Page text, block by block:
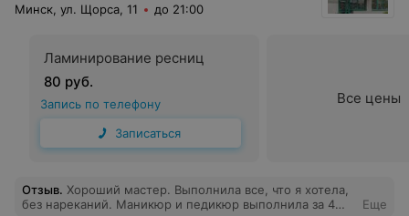
Минск, ул. Щорса, 11 до 21:00
Ламинирование ресниц
80 руб.
Запись по телефону
Записаться
Все цены
Отзыв. Хороший мастер. Выполнила все, что я хотела,
без нареканий. Маникюр и педикюр выполнила за 4
Еще